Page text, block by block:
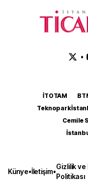
•
İTOTAM
Teknopark
Cemile
Künye•İletişim•
Gizlilik ve
Politikası